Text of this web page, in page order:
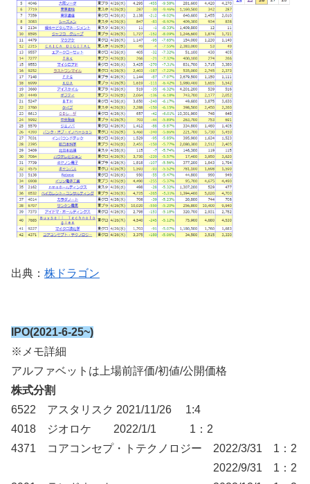
出典： 株ドラゴン
IPO(2021-6-25~)
※メモ詳細
アルファベットは上場前評価/初値/公開価格
株式分割
6522 アスタリスク 2021/11/26 1:4
4018 ジオロケ 2022/1/1 1：2
4371 コアコンセプ・トテクノロジー 2022/3/31 1：2
2022/9/31 1：2